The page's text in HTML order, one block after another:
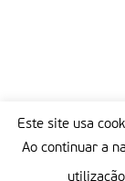
Este site usa
Ao continuar a